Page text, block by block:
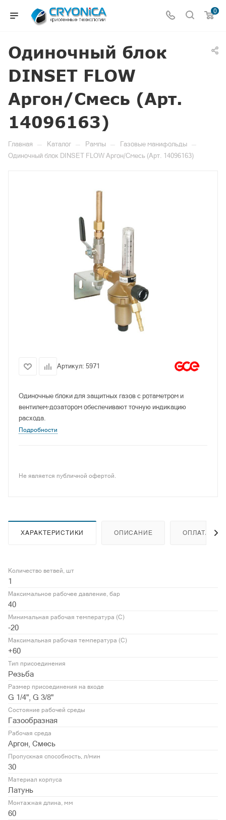
0
Одиночный блок
DINSET FLOW
Аргон/Смесь (Арт.
14096163)
Главная — Каталог — Рампы — Газовые манифольды —
Одиночный блок DINSET FLOW Аргон/Смесь (Арт. 14096163)
Артикул: 5971
Одиночные блоки для защитных газов с ротаметром и
вентилем-дозатором обеспечивают точную индикацию
расхода.
Подробности
Не является публичной офертой.
ХАРАКТЕРИСТИКИ ОПИСАНИЕ ОПЛАТА
Количество ветвей, шт
1
Максимальное рабочее давление, бар
40
Минимальная рабочая температура (С)
-20
Максимальная рабочая температура (С)
+60
Тип присоединения
Резьба
Размер присоединения на входе
G 1/4", G 3/8"
Состояние рабочей среды
Газообразная
Рабочая среда
Аргон, Смесь
Пропускная способность, л/мин
30
Материал корпуса
Латунь
Монтажная длина, мм
60